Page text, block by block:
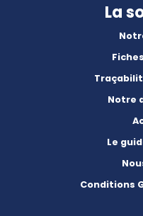
La
Notre
Le
Conditions